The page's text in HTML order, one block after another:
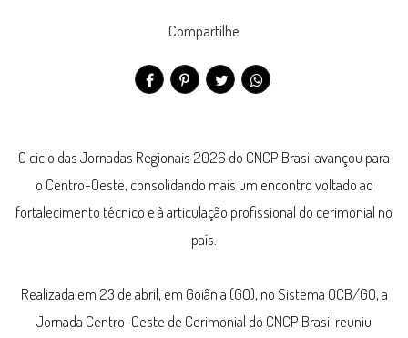
Compartilhe
O ciclo das Jornadas Regionais 2026 do CNCP Brasil avançou para
o Centro-Oeste, consolidando mais um encontro voltado ao
fortalecimento técnico e à articulação profissional do cerimonial no
país.
Realizada em 23 de abril, em Goiânia (GO), no Sistema OCB/GO, a
Jornada Centro-Oeste de Cerimonial do CNCP Brasil reuniu